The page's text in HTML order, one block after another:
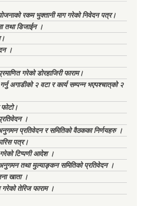
रकम भुक्तानी माग गरेको निवेदन पत्र।
तथा डिजाईन ।
।
गरेको डोरहाजिरी फाराम।
अगाडीको २ वटा र कार्य सम्पन्न भएपश्चात्‌को २
फोटो।
।
प्रतिवेदन र समितिको वैठकका निर्णयहरु ।
पत्र।
टिप्पणी आदेश ।
अनुगमन तथा मुल्याङ्कन समितिको प्रतिवेदन ।
खाता ।
गरेको तेरिज फाराम ।